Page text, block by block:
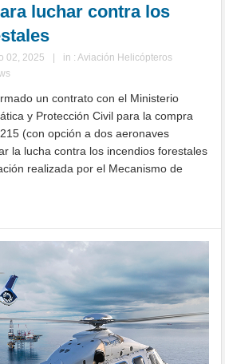
luchar contra los
02, 2025 in :Aviación Helicópteros
un contrato con el Ministerio
y Protección Civil para la compra
(con opción a dos aeronaves
la lucha contra los incendios forestales
realizada por el Mecanismo de